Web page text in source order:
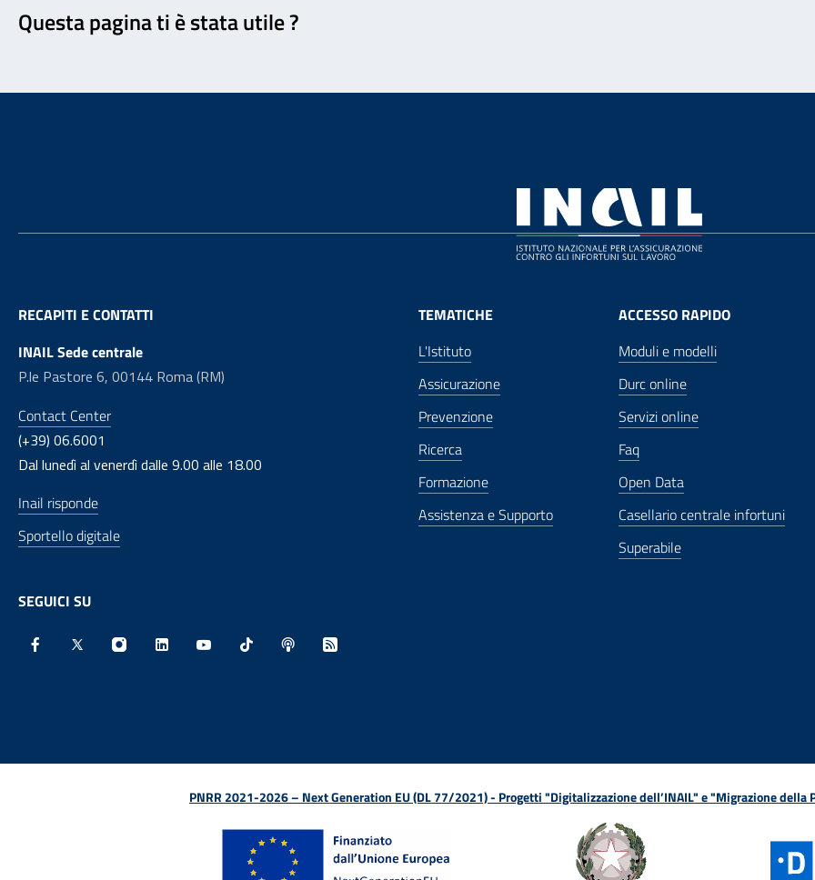
Questa pagina ti è stata utile ?
RECAPITI E CONTATTI
INAIL Sede centrale
P.le Pastore 6, 00144 Roma (RM)
Contact Center
(+39) 06.6001
Dal lunedì al venerdì dalle 9.00 alle 18.00
Inail risponde
Sportello digitale
SEGUICI SU
TEMATICHE
L'Istituto
Assicurazione
Prevenzione
Ricerca
Formazione
Assistenza e Supporto
ACCESSO RAPIDO
Moduli e modelli
Durc online
Servizi online
Faq
Open Data
Casellario centrale infortuni
Superabile
PNRR 2021-2026 – Next Generation EU (DL 77/2021) - Progetti "Digitalizzazione dell’INAIL" e "Migrazione della